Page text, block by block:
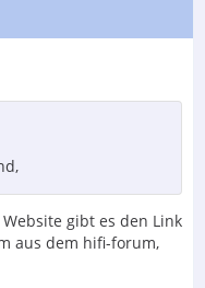
gibt es den Link
aus dem hifi-forum,